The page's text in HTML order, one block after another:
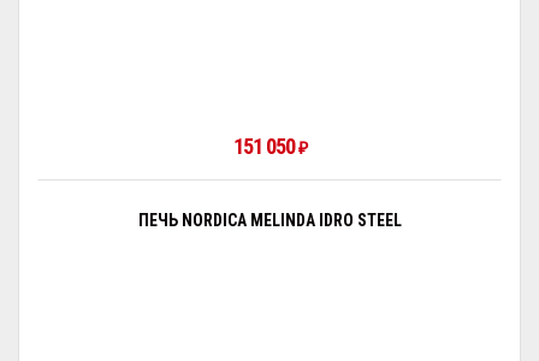
151 050₽
ПЕЧЬ NORDICA MELINDA IDRO STEEL